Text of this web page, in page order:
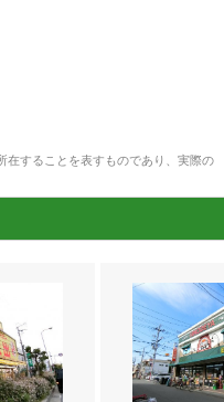
することを表すものであり、実際の